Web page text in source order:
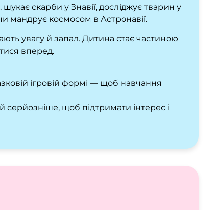
скарби у Знавії, досліджує тварин у
мандрує космосом в Астронавії.
увагу й запал. Дитина стає частиною
вперед.
ігровій формі — щоб навчання
серйозніше, щоб підтримати інтерес і